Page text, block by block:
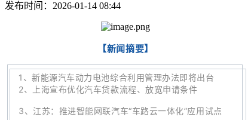
发布时间：2026-01-14 08:44
【新闻摘要】
1 、新能源汽车动力电池综合利用管理办法即将出台
2、
上海宣布优化汽车贷款流程、放宽申请条件
3、 江苏：推进智能网联汽车“车路云一体化”应用试点